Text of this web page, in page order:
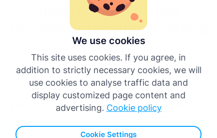
We use cookies
This site uses cookies. If you agree, in
addition to strictly necessary cookies, we will
use cookies to analyse traffic data and
display customized page content and
advertising. Cookie policy
Cookie Settings
Français
Italiano
Tahogram za voznike –
Upoštevaj pravila, zmanjšaj
kazni
Voziti je že samo po sebi zahtevno. Predpisi, pregledi in
izračun plače ne smejo povzročati dodatnega stresa.
Tahogram ti ponuja jasnost in nadzor –preveri svoj
preostali čas vožnje, preglej delovne ure in preprosto
čitalnikom kartic.
Prijavi se za brezplačno preizkusno